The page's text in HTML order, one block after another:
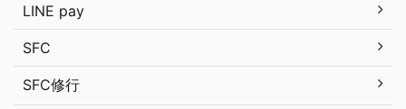
LINE pay
SFC
SFC修行